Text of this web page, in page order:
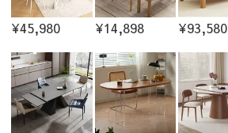
¥45,980 ¥14,898 ¥93,580